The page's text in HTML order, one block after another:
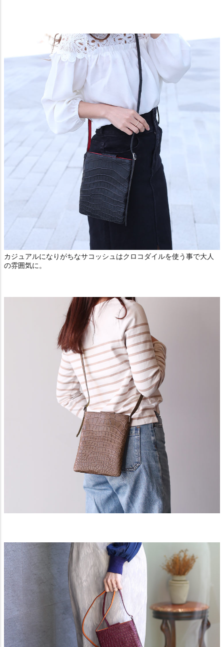
カジュアルになりがちなサコッシュはクロコダイルを使う事で大人
の雰囲気に。